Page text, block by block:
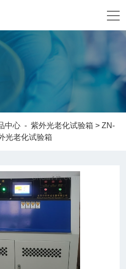
中心 -紫外光老化试验箱 >ZN-
光老化试验箱